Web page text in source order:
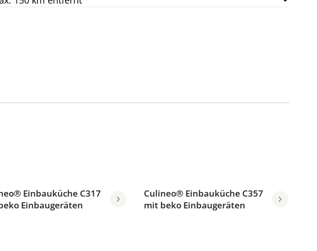
Einbauküche C317
Einbaugeräten
Culineo® Einbauküche C357
mit beko Einbaugeräten